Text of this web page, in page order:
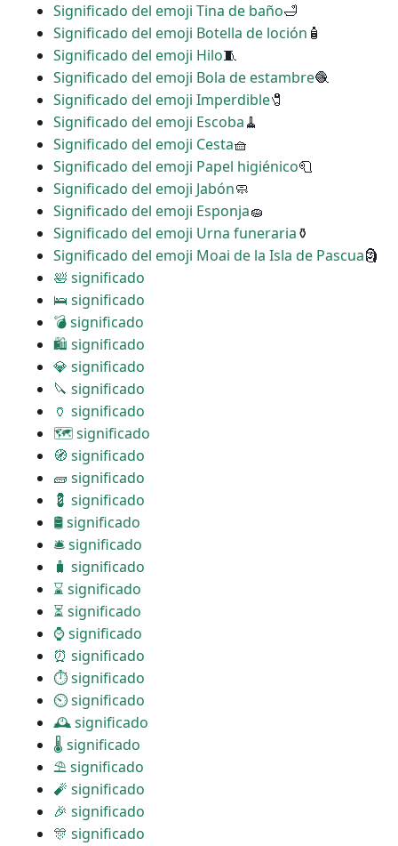
Significado del emoji Tina de baño🛁
Significado del emoji Botella de loción 🧴
Significado del emoji Hilo🧵
Significado del emoji Bola de estambre🧶
Significado del emoji Imperdible🧷
Significado del emoji Escoba🧹
Significado del emoji Cesta🧺
Significado del emoji Papel higiénico🧻
Significado del emoji Jabón🧼
Significado del emoji Esponja🧽
Significado del emoji Urna funeraria⚱
Significado del emoji Moai de la Isla de Pascua🗿
🛀 significado
🛌 significado
💣 significado
🛍 significado
💎 significado
🔪 significado
🏺 significado
🗺 significado
🧭 significado
🧱 significado
💈 significado
🛢 significado
🛎 significado
🧳 significado
⌛ significado
⏳ significado
⌚ significado
⏰ significado
⏱ significado
⏲ significado
🕰 significado
🌡 significado
⛱ significado
🧨 significado
🎉 significado
🎊 significado